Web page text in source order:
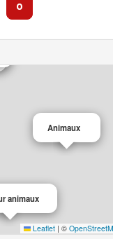
0
Animaux
animaux
Leaflet | ©